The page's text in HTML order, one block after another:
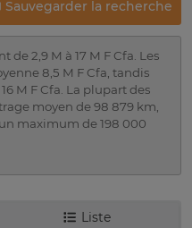
Sauvegarder la recherche
de 2,9 M à 17 M F Cfa. Les
8,5 M F Cfa, tandis
M F Cfa. La plupart des
moyen de 98 879 km,
maximum de 198 000
Liste